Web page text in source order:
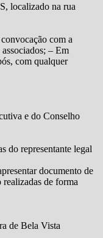
localizado na rua
com a
– Em
com qualquer
e do Conselho
do representante legal
documento de
de forma
de Bela Vista